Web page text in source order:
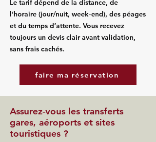
Le tarif dépend de la distance, de
l’horaire (jour/nuit, week‑end), des péages
et du temps d’attente. Vous recevez
toujours un devis clair avant validation,
sans frais cachés.
faire ma réservation
Assurez‑vous les transferts
gares, aéroports et sites
touristiques ?